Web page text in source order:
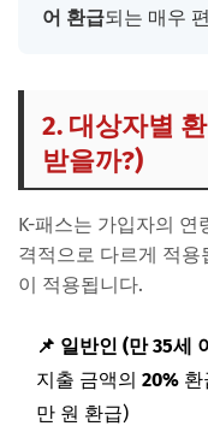
어 환급되는 매우
2. 대상자별
받을까?)
K-패스는 가입자의
격적으로 다르게 적
이 적용됩니다.
📌 일반인 (만 35세
지출 금액의 20% 환
만 원 환급)